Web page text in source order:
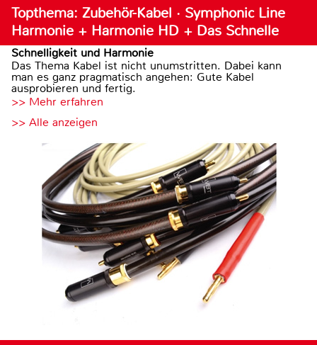
Topthema: Zubehör-Kabel · Symphonic Line
Harmonie + Harmonie HD + Das Schnelle
Schnelligkeit und Harmonie
Das Thema Kabel ist nicht unumstritten. Dabei kann
man es ganz pragmatisch angehen: Gute Kabel
ausprobieren und fertig.
>> Mehr erfahren
>> Alle anzeigen